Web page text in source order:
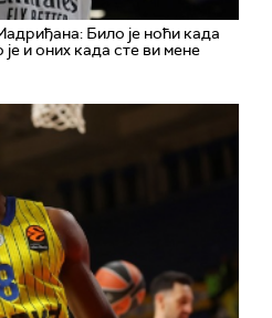
Било је ноћи када
и оних када сте ви мене